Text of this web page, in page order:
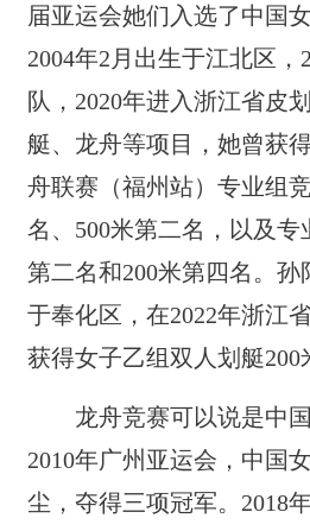
届亚运会她们入选了中国
2004年2月出生于江北区，
队，2020年进入浙江省皮
艇、龙舟等项目，她曾获
舟联赛（福州站）专业组
名、500米第二名，以及专
第二名和200米第四名。孙
于奉化区，在2022年浙江
获得女子乙组双人划艇200
龙舟竞赛可以说是中国
2010年广州亚运会，中国
尘，夺得三项冠军。2018